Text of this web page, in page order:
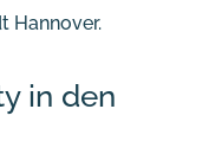
Hannover.
in den